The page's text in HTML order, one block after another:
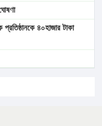
৪০হাজার টাকা